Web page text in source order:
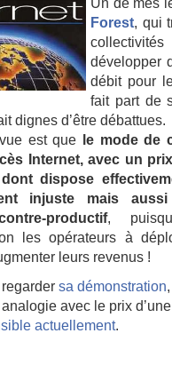
Un de mes
Forest, qui
développer
débit pour
fait part de
dignes d’être débattues.
est que
le mode de
Internet, avec un
dispose
injuste mais
productif,
les opérateurs à
leurs revenus !
sa démonstration
avec le prix
actuellement.